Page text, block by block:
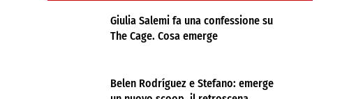
Giulia Salemi fa una confessione su
The Cage. Cosa emerge
Belen Rodríguez e Stefano: emerge